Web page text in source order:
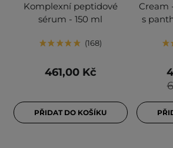
Komplexní peptidové
sérum - 150 ml
168
461,00 Kč
PŘIDAT DO KOŠÍKU
Cream
s